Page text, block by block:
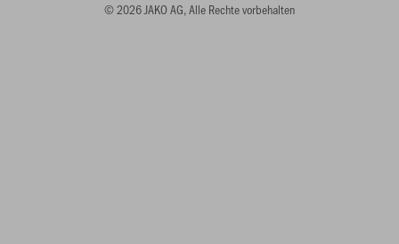
© 2026 JAKO AG, Alle Rechte vorbehalten